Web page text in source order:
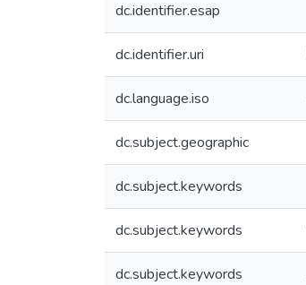
dc.identifier.esap
dc.identifier.uri
dc.language.iso
dc.subject.geographic
dc.subject.keywords
dc.subject.keywords
dc.subject.keywords